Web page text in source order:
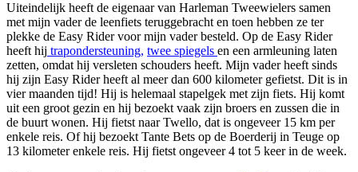
Uiteindelijk heeft de eigenaar van Harleman Tweewielers samen
met mijn vader de leenfiets teruggebracht en toen hebben ze ter
plekke de Easy Rider voor mijn vader besteld. Op de Easy Rider
heeft hij trapondersteuning, twee spiegels en een armleuning laten
zetten, omdat hij versleten schouders heeft. Mijn vader heeft sinds
hij zijn Easy Rider heeft al meer dan 600 kilometer gefietst. Dit is in
vier maanden tijd! Hij is helemaal stapelgek met zijn fiets. Hij komt
uit een groot gezin en hij bezoekt vaak zijn broers en zussen die in
de buurt wonen. Hij fietst naar Twello, dat is ongeveer 15 km per
enkele reis. Of hij bezoekt Tante Bets op de Boerderij in Teuge op
13 kilometer enkele reis. Hij fietst ongeveer 4 tot 5 keer in de week.